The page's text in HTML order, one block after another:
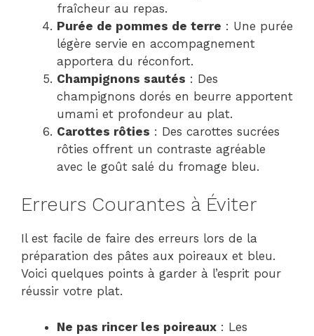
fraîcheur au repas.
Purée de pommes de terre : Une purée
légère servie en accompagnement
apportera du réconfort.
Champignons sautés : Des
champignons dorés en beurre apportent
umami et profondeur au plat.
Carottes rôties : Des carottes sucrées
rôties offrent un contraste agréable
avec le goût salé du fromage bleu.
Erreurs Courantes à Éviter
Il est facile de faire des erreurs lors de la
préparation des pâtes aux poireaux et bleu.
Voici quelques points à garder à l’esprit pour
réussir votre plat.
Ne pas rincer les poireaux : Les